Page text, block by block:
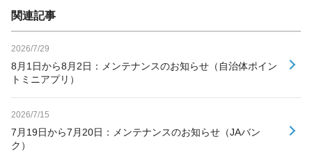
関連記事
2026/7/29
8月1日から8月2日：メンテナンスのお知らせ（自治体ポイン
トミニアプリ）
2026/7/15
7月19日から7月20日：メンテナンスのお知らせ（JAバン
ク）